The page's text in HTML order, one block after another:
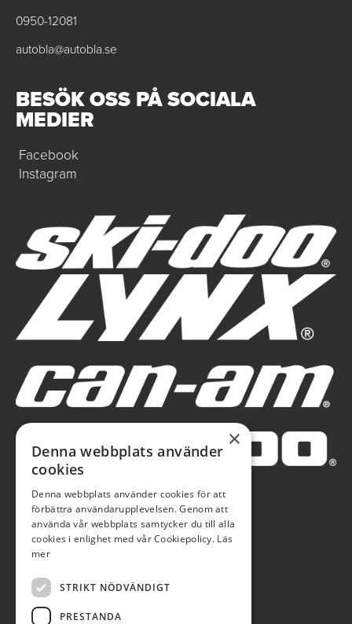
0950-12081
autobla@autobla.se
BESÖK OSS PÅ SOCIALA
MEDIER
Facebook
Instagram
×
Denna webbplats använder
cookies
Denna webbplats använder cookies för att
förbättra användarupplevelsen. Genom att
använda vår webbplats samtycker du till alla
cookies i enlighet med vår Cookiepolicy. Läs
mer
STRIKT NÖDVÄNDIGT
PRESTANDA